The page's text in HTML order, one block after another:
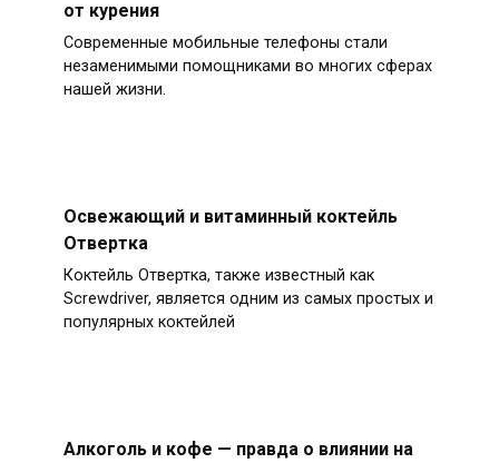
от курения
Современные мобильные телефоны стали
незаменимыми помощниками во многих сферах
нашей жизни.
Освежающий и витаминный коктейль
Отвертка
Коктейль Отвертка, также известный как
Screwdriver, является одним из самых простых и
популярных коктейлей
Алкоголь и кофе — правда о влиянии на